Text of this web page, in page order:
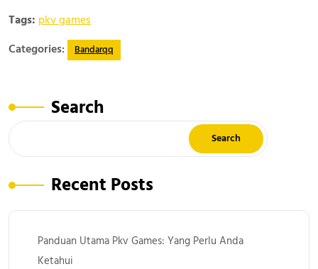
Tags: pkv games
Categories:
Bandarqq
Search
Search
Recent Posts
Panduan Utama Pkv Games: Yang Perlu Anda
Ketahui